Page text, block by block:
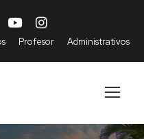
Profesor Administrativos